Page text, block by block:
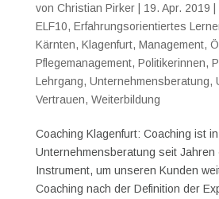
von Christian Pirker| 19. Apr. 2019
ELF10, Erfahrungsorientiertes
Kärnten, Klagenfurt, Management,
Pflegemanagement, Politikerinnen,
Lehrgang, Unternehmensberatung,
Vertrauen, Weiterbildung
Coaching Klagenfurt: Coaching ist
Unternehmensberatung seit Jahren
Instrument, um unseren Kunden
Coaching nach der Definition der